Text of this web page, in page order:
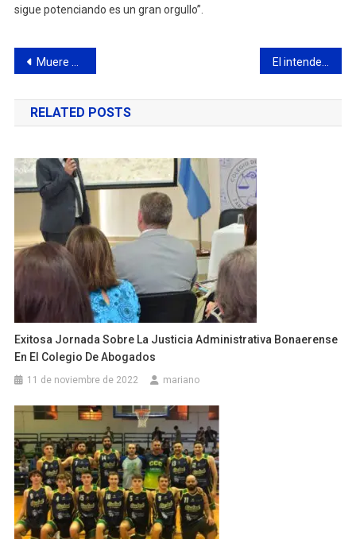
sigue potenciando es un gran orgullo”.
Navegación
de
entradas
Muere un menor arrollado por un tren del Ferrocarril Mitre a la altura del barrio Santa Lucia
RELATED POSTS
Exitosa Jornada Sobre La Justicia Administrativa Bonaerense
En El Colegio De Abogados
11 de noviembre de 2022 mariano